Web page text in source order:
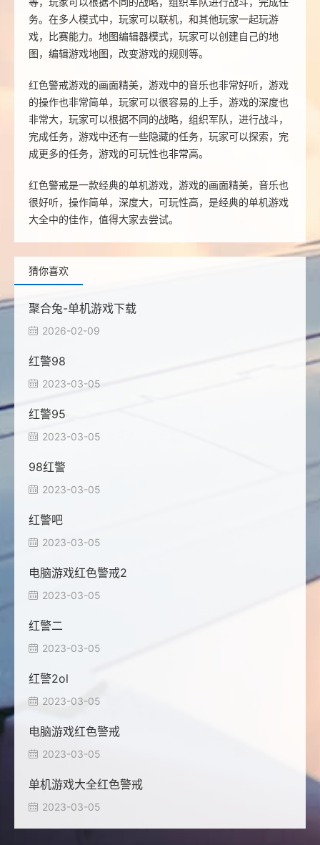
务。在多人模式中，玩家可以联机，和其他玩家一起玩游
戏，比赛能力。地图编辑器模式，玩家可以创建自己的地
图，编辑游戏地图，改变游戏的规则等。
红色警戒游戏的画面精美，游戏中的音乐也非常好听，游戏
的操作也非常简单，玩家可以很容易的上手，游戏的深度也
非常大，玩家可以根据不同的战略，组织军队，进行战斗，
完成任务，游戏中还有一些隐藏的任务，玩家可以探索，完
成更多的任务，游戏的可玩性也非常高。
红色警戒是一款经典的单机游戏，游戏的画面精美，音乐也
很好听，操作简单，深度大，可玩性高，是经典的单机游戏
大全中的佳作，值得大家去尝试。
猜你喜欢
聚合兔-单机游戏下载
 2026-02-09
红警98
 2023-03-05
红警95
 2023-03-05
98红警
 2023-03-05
红警吧
 2023-03-05
电脑游戏红色警戒2
 2023-03-05
红警二
 2023-03-05
红警2ol
 2023-03-05
电脑游戏红色警戒
 2023-03-05
单机游戏大全红色警戒
 2023-03-05